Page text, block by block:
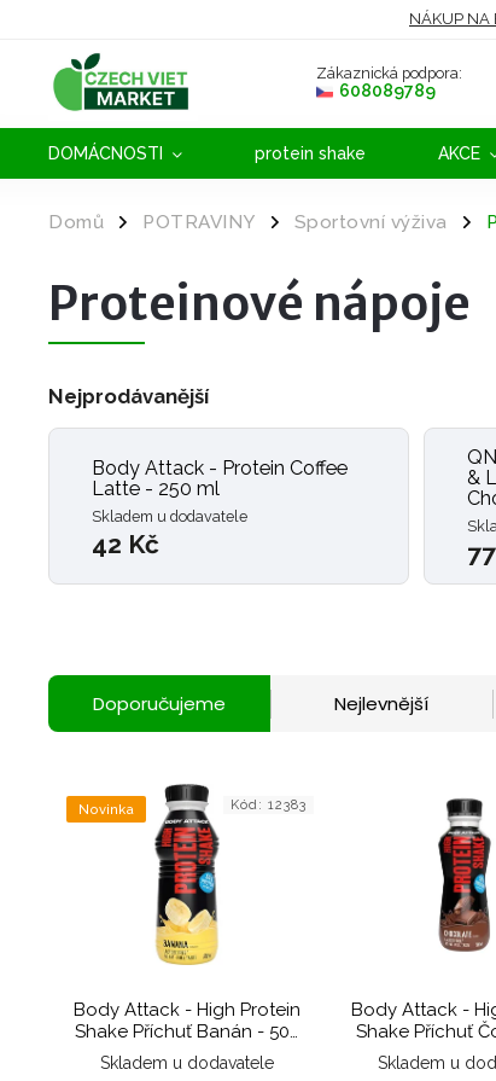
NÁKUP NA
Zákaznická podpora:
608089789
DOMÁCNOSTI protein shake AKCE
Domů / POTRAVINY / Sportovní výživa /
Proteinové nápoje
Nejprodávanější
Body Attack - Protein Coffee
Latte - 250 ml
Skladem u dodavatele
42 Kč
&
Doporučujeme Nejlevnější
Novinka
Body Attack - High Protein
Shake Příchuť Banán - 500
ml
Skladem u dodavatele
Kód: 12383
Body Attack -
Shake Příchuť
500 ml
Skladem u